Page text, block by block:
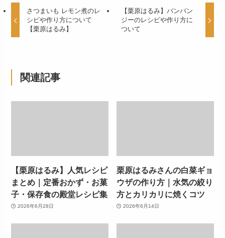
さつまいも レモン煮のレ
シピや作り方について
【栗原はるみ】
【栗原はるみ】バンバン
ジーのレシピや作り方に
ついて
関連記事
【栗原はるみ】人気レシピ
まとめ｜定番おかず・お菓
子・保存食の殿堂レシピ集
2026年6月28日
栗原はるみさんの白菜ギョ
ウザの作り方｜水気の絞り
方とカリカリに焼くコツ
2026年6月14日